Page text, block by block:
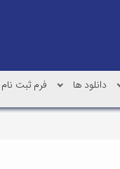
دانلود ها فرم ثبت